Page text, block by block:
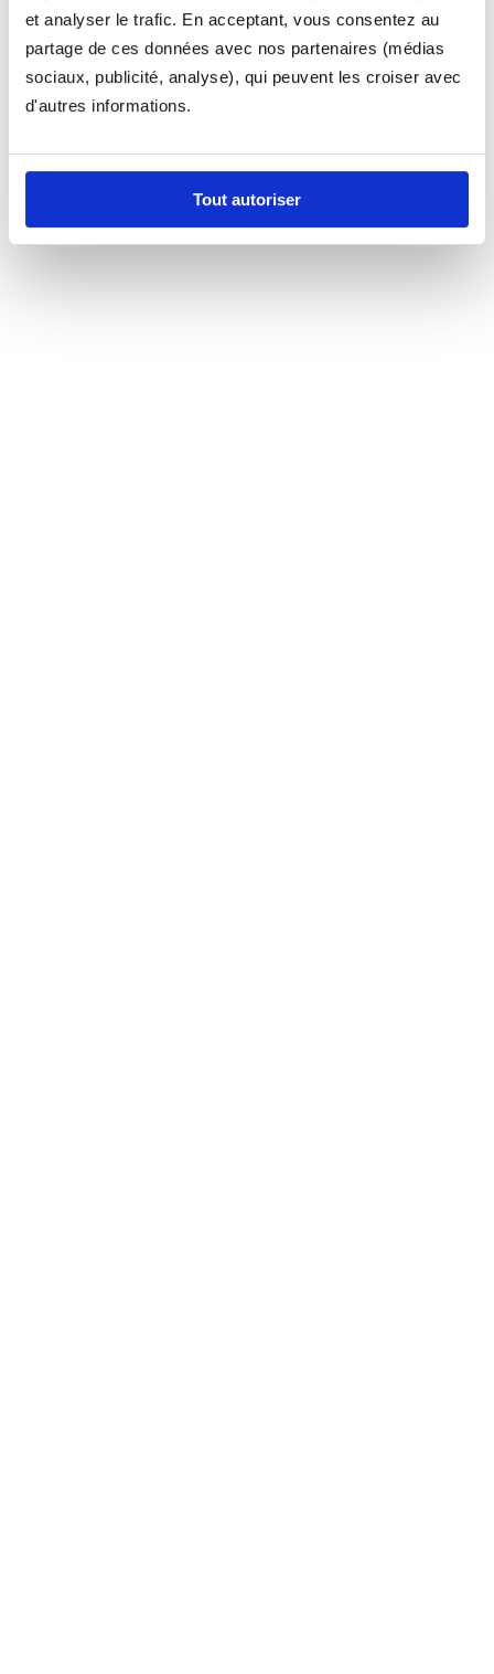
et analyser le trafic. En acceptant, vous consentez au
partage de ces données avec nos partenaires (médias
sociaux, publicité, analyse), qui peuvent les croiser avec
d'autres informations.
Tout autoriser